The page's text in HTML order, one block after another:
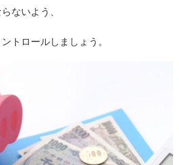
ないよう、
トロールしましょう。